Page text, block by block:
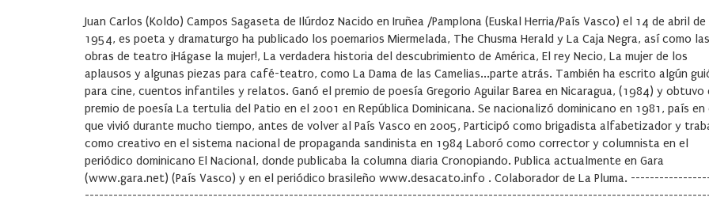
Juan Carlos (Koldo) Campos Sagaseta de Ilúrdoz Nacido en Iruñea /Pamplona (Euskal Herria/País Vasco) el 14 de abril de
1954, es poeta y dramaturgo ha publicado los poemarios Miermelada, The Chusma Herald y La Caja Negra, así como las
obras de teatro ¡Hágase la mujer!, La verdadera historia del descubrimiento de América, El rey Necio, La mujer de los
aplausos y algunas piezas para café-teatro, como La Dama de las Camelias...parte atrás. También ha escrito algún
para cine, cuentos infantiles y relatos. Ganó el premio de poesía Gregorio Aguilar Barea en Nicaragua, (1984) y obtuvo
premio de poesía La tertulia del Patio en el 2001 en República Dominicana. Se nacionalizó dominicano en 1981, país en
que vivió durante mucho tiempo, antes de volver al País Vasco en 2005, Participó como brigadista alfabetizador y
como creativo en el sistema nacional de propaganda sandinista en 1984 Laboró como corrector y columnista en el
periódico dominicano El Nacional, donde publicaba la columna diaria Cronopiando. Publica actualmente en Gara
(www.gara.net) (País Vasco) y en el periódico brasileño www.desacato.info . Colaborador de La Pluma.